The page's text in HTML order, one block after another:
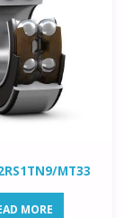
MT33
MORE